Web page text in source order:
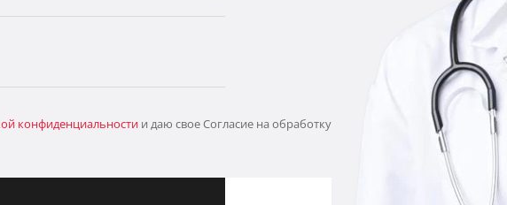
конфиденциальности и даю свое Согласие на обработку